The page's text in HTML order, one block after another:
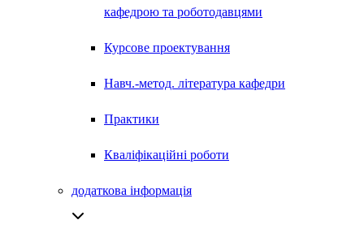
кафедрою та роботодавцями
Курсове проектування
Навч.-метод. література кафедри
Практики
Кваліфікаційні роботи
додаткова інформація